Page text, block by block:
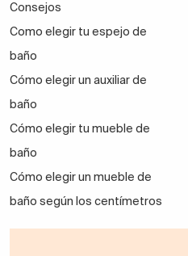
Consejos
Como elegir tu espejo de
baño
Cómo elegir un auxiliar de
baño
Cómo elegir tu mueble de
baño
Cómo elegir un mueble de
baño según los centímetros